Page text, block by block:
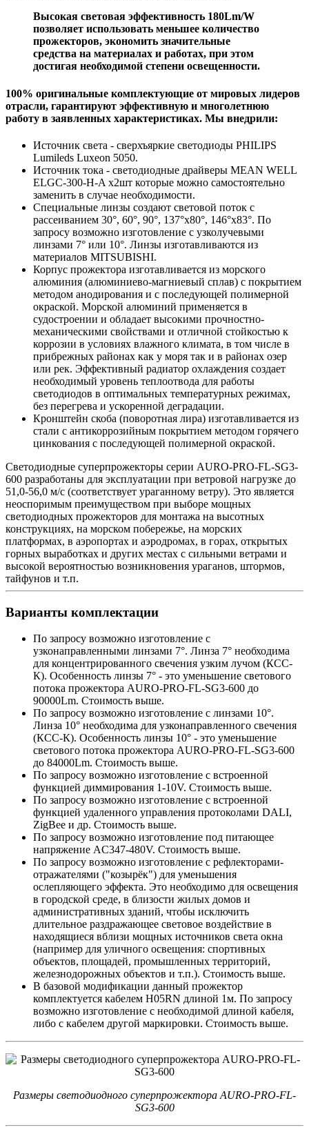
Высокая световая эффективность 180Lm/W
позволяет использовать меньшее количество
прожекторов, экономить значительные
средства на материалах и работах, при этом
достигая необходимой степени освещенности.
100% оригинальные комплектующие от мировых лидеров
отрасли, гарантируют эффективную и многолетнюю
работу в заявленных характеристиках. Мы внедрили:
Источник света - сверхъяркие светодиоды PHILIPS
Lumileds Luxeon 5050.
Источник тока - светодиодные драйверы MEAN WELL
ELGC-300-H-A x2шт которые можно самостоятельно
заменить в случае необходимости.
Специальные линзы создают световой поток с
рассеиванием 30°, 60°, 90°, 137°x80°, 146°x83°. По
запросу возможно изготовление с узколучевыми
линзами 7° или 10°. Линзы изготавливаются из
материалов MITSUBISHI.
Корпус прожектора изготавливается из морского
алюминия (алюминиево-магниевый сплав) с покрытием
методом анодирования и с последующей полимерной
окраской. Морской алюминий применяется в
судостроении и обладает высокими прочностно-
механическими свойствами и отличной стойкостью к
коррозии в условиях влажного климата, в том числе в
прибрежных районах как у моря так и в районах озер
или рек. Эффективный радиатор охлаждения создает
необходимый уровень теплоотвода для работы
светодиодов в оптимальных температурных режимах,
без перегрева и ускоренной деградации.
Кронштейн скоба (поворотная лира) изготавливается из
стали с антикоррозийным покрытием методом горячего
цинкования с последующей полимерной окраской.
Светодиодные суперпрожекторы серии AURO-PRO-FL-SG3-
600 разработаны для эксплуатации при ветровой нагрузке до
51,0‐56,0 м/с (соответствует ураганному ветру). Это является
неоспоримым преимуществом при выборе мощных
светодиодных прожекторов для монтажа на высотных
конструкциях, на морском побережье, на морских
платформах, в аэропортах и аэродромах, в горах, открытых
горных выработках и других местах с сильными ветрами и
высокой вероятностью возникновения ураганов, штормов,
тайфунов и т.п.
Варианты комплектации
По запросу возможно изготовление с
узконаправленными линзами 7°. Линза 7° необходима
для концентрированного свечения узким лучом (КСС-
К). Особенность линзы 7° - это уменьшение светового
потока прожектора AURO-PRO-FL-SG3-600 до
90000Lm. Стоимость выше.
По запросу возможно изготовление с линзами 10°.
Линза 10° необходима для узконаправленного свечения
(КСС-К). Особенность линзы 10° - это уменьшение
светового потока прожектора AURO-PRO-FL-SG3-600
до 84000Lm. Стоимость выше.
По запросу возможно изготовление с встроенной
функцией диммирования 1-10V. Стоимость выше.
По запросу возможно изготовление с встроенной
функцией удаленного управления протоколами DALI,
ZigBee и др. Стоимость выше.
По запросу возможно изготовление под питающее
напряжение AC347-480V. Стоимость выше.
По запросу возможно изготовление с рефлекторами-
отражателями ("козырёк") для уменьшения
ослепляющего эффекта. Это необходимо для освещения
в городской среде, в близости жилых домов и
административных зданий, чтобы исключить
длительное раздражающее световое воздействие в
находящиеся вблизи мощных источников света окна
(например для уличного освещения: спортивных
объектов, площадей, промышленных территорий,
железнодорожных объектов и т.п.). Стоимость выше.
В базовой модификации данный прожектор
комплектуется кабелем H05RN длиной 1м. По запросу
возможно изготовление с необходимой длиной кабеля,
либо с кабелем другой маркировки. Стоимость выше.
Размеры светодиодного суперпрожектора AURO-PRO-FL-
SG3-600